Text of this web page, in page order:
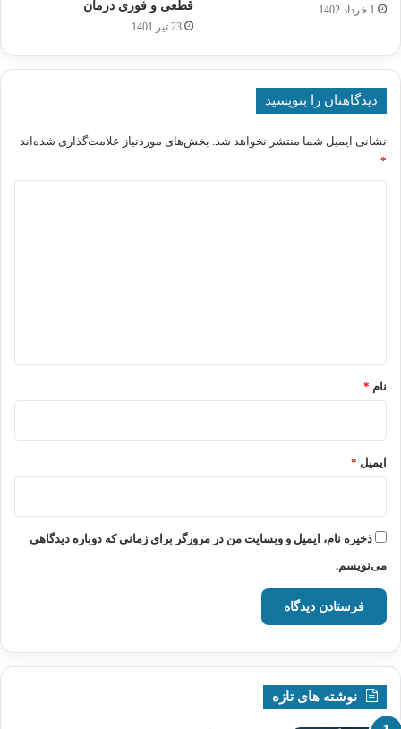
1 خرداد 1402 قطعی و فوری درمان
23 تیر 1401
دیدگاهتان را بنویسید
نشانی ایمیل شما منتشر نخواهد شد. بخش‌های موردنیاز علامت‌گذاری شده‌اند
*
نام *
ایمیل *
ذخیره نام، ایمیل و وبسایت من در مرورگر برای زمانی که دوباره دیدگاهی
می‌نویسم.
نوشته های تازه